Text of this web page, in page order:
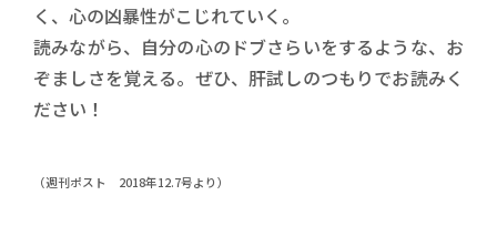
く、心の凶暴性がこじれていく。
読みながら、自分の心のドブさらいをするような、お
ぞましさを覚える。ぜひ、肝試しのつもりでお読みく
ださい！
（週刊ポスト 2018年12.7号より）